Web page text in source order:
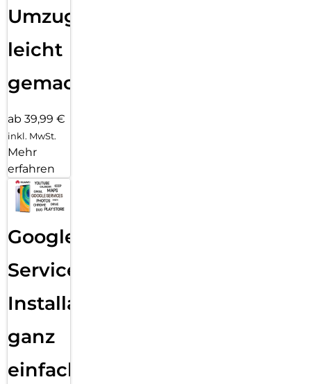
Umzug
leicht
gemacht!
ab 39,99 €
inkl. MwSt.
Mehr
erfahren
Google
Services
Installation
ganz
einfach